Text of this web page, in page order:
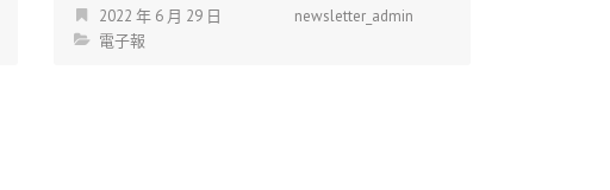
2022 年 6 月 29 日
newsletter_admin
電子報